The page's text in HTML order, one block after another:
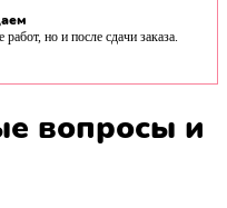
но и после сдачи заказа.
вопросы и